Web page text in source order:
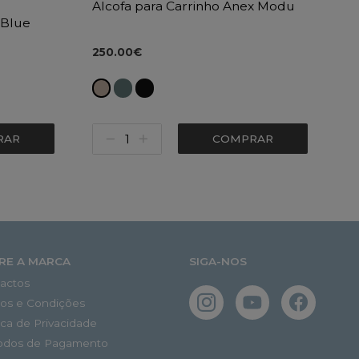
Alcofa para Carrinho Anex Modu
250.00€
COMPRAR
A MARCA
e Condições
de Privacidade
de Pagamento
SIGA-NOS